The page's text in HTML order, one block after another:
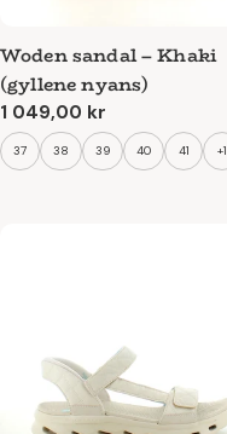
Woden sandal – Khaki
(gyllene nyans)
Ordinarie
pris
1 049,00 kr
37 38 39 40 41 +1